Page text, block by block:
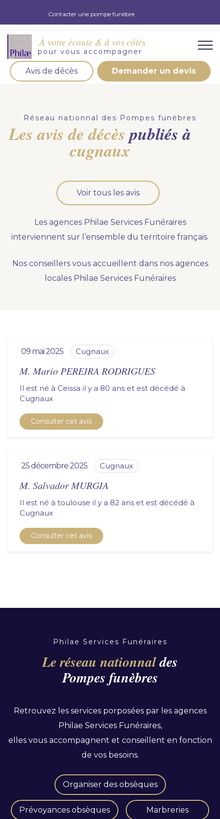
Contacter une pompe funèbre
À votre écoute & à vos côtés
pour vous accompagner
Avis de décès Demander un devis
d'obsèques, nos équipe s'engage à vous répondre
dans les meilleurs délais.
Demander un devis obsèques
Optez pour la prévoyance
Vous souhaitez anticiper vos obsèques et soulager
Nous vous accompagnons.
Nos produits en marbrerie
Réseau nationnal des Pompes funèbres
Les avis de décèspubliés à
cugnaux
Voir tous les avis
Les agences Philae Services Funéraires
interviennent sur l’ensemble du territoire français.
Nos conseillers vous accueillent dans nos agences
locales Philae Services Funéraires
09 mai 2025 cugnaux
M. Mario PEREIRA RODRIGUES
Il est né à Ceissa il y a 80 ans et est décédé à
cugnaux
Consulter cet avis
25 décembre 2025 cugnaux
M. Salvador MURGIA
Il est né à toulouse il y a 82 ans et est décédé à
cugnaux
Consulter cet avis
Philae Services Funéraires
Le réseau nationnaldes
Pompes funèbres
Retrouvez les services porposées par les agences
Philae Services Funéraires,
elles vous accompagnent et conseillent en fonction
de vos besoins.
Organiser des obsèques
Prévoyances obsèques Marbreries